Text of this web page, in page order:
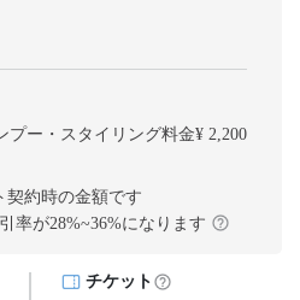
プー・スタイリング料金¥ 2,200
契約時の金額です
率が28%~36%になります
チケット